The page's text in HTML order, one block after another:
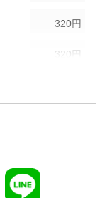
320円
320円